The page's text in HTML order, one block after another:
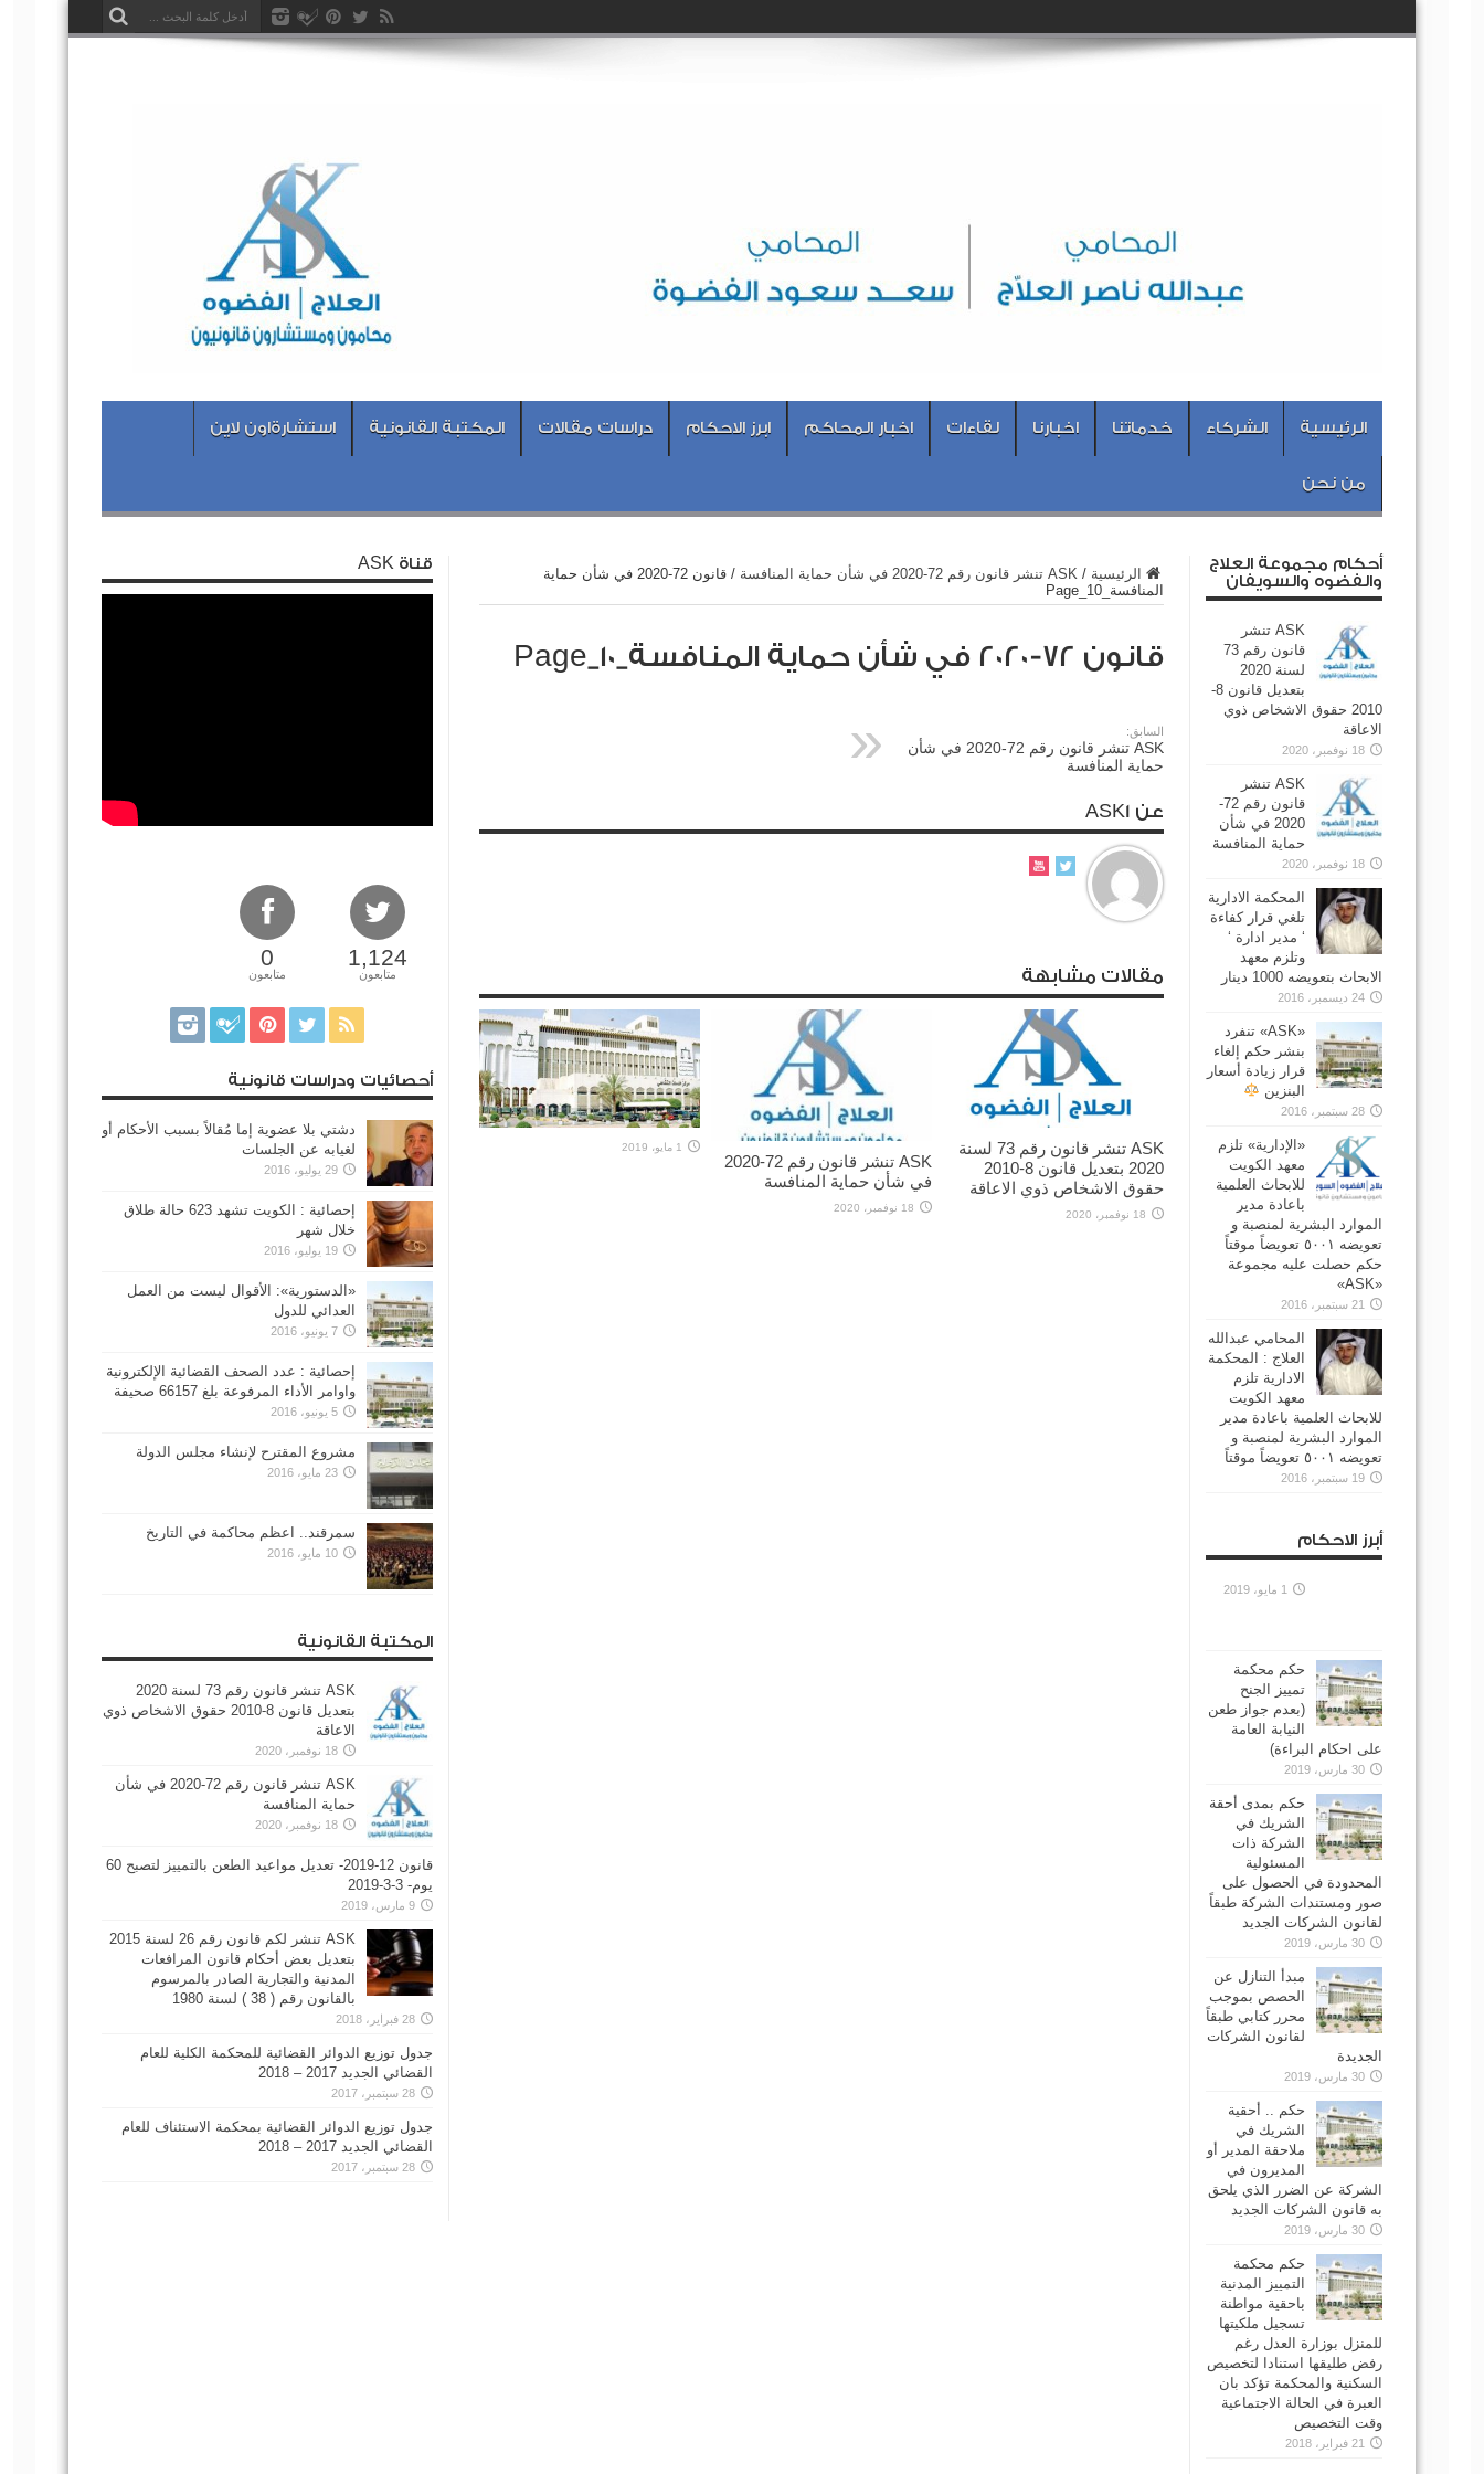
الرئيسية الشركاء خدماتنا اخبارنا لقاءات اخبار المحاكم ابرز الاحكام دراسات مقالات المكتبة القانونية استشارةاون لاين
من نحن
الرئيسية / ASK تنشر قانون رقم 72-2020 في شأن حماية المنافسة /
قانون 72-2020 في شأن حماية
المنافسة_Page_10
قانون 72-2020 في شأن حماية المنافسة_Page_10
السابق:
ASK تنشر قانون رقم 72-2020 في شأن
حماية المنافسة
عن ASK1
مقالات مشابهة
ASK تنشر قانون رقم 73 لسنة
2020 بتعديل قانون 8-2010
حقوق الاشخاص ذوي الاعاقة
18 نوفمبر، 2020
ASK تنشر قانون رقم 72-2020
في شأن حماية المنافسة
18 نوفمبر، 2020
1 مايو، 2019
أحكام مجموعة العلاج
والفضوه والسويفان
ASK تنشر
قانون رقم 73
لسنة 2020
بتعديل قانون 8-
2010 حقوق الاشخاص ذوي
الاعاقة
18 نوفمبر، 2020
ASK تنشر
قانون رقم 72-
2020 في شأن
حماية المنافسة
18 نوفمبر، 2020
المحكمة الادارية
تلغي قرار كفاءة
‘ مدير ادارة ‘
وتلزم معهد
الابحاث بتعويضه 1000 دينار
24 ديسمبر، 2016
‏«ASK» تنفرد
بنشر حكم إلغاء
قرار زيادة أسعار
البنزين
28 سبتمبر، 2016
«الإدارية» تلزم
معهد الكويت
للابحاث العلمية
باعادة مدير
الموارد البشرية لمنصبة و
تعويضه ٥٠٠١ تعويضاً موقتاً
حكم حصلت عليه مجموعة
«ASK»
21 سبتمبر، 2016
المحامي عبدالله
العلاج : المحكمة
الادارية تلزم
معهد الكويت
للابحاث العلمية باعادة مدير
الموارد البشرية لمنصبة و
تعويضه ٥٠٠١ تعويضاً موقتاً
19 سبتمبر، 2016
أبرز الاحكام
1 مايو، 2019
حكم محكمة
تمييز الجنح
(بعدم جواز طعن
النيابة العامة
على احكام البراءة)
30 مارس، 2019
حكم بمدى أحقة
الشريك في
الشركة ذات
المسئولية
المحدودة في الحصول على
صور ومستندات الشركة طبقاً
لقانون الشركات الجديد
30 مارس، 2019
مبدأ التنازل عن
الحصص بموجب
محرر كتابي طبقاً
لقانون الشركات
الجديدة
30 مارس، 2019
حكم .. أحقية
الشريك في
ملاحقة المدير أو
المديرون في
الشركة عن الضرر الذي يلحق
به قانون الشركات الجديد
30 مارس، 2019
حكم محكمة
التمييز المدنية
باحقية مواطنة
تسجيل ملكيتها
للمنزل بوزارة العدل رغم
رفض طليقها استنادا لتخصيص
السكنية والمحكمة تؤكد بان
العبرة في الحالة الاجتماعية
وقت التخصيص
21 فبراير، 2018
قناة ASK
1,124
متابعون
0
متابعون
أحصائيات ودراسات قانونية
دشتي بلا عضوية إما مُقالاً بسبب الأحكام أو
لغيابه عن الجلسات
29 يوليو، 2016
إحصائية : الكويت تشهد 623 حالة طلاق
خلال شهر
19 يوليو، 2016
«الدستورية»: الأقوال ليست من العمل
العدائي للدول
7 يونيو، 2016
إحصائية : عدد الصحف القضائية الإلكترونية
واوامر الأداء المرفوعة بلغ 66157 صحيفة
5 يونيو، 2016
مشروع المقترح لإنشاء مجلس الدولة
23 مايو، 2016
سمرقند.. اعظم محاكمة في التاريخ
10 مايو، 2016
المكتبة القانونية
ASK تنشر قانون رقم 73 لسنة 2020
بتعديل قانون 8-2010 حقوق الاشخاص ذوي
الاعاقة
18 نوفمبر، 2020
ASK تنشر قانون رقم 72-2020 في شأن
حماية المنافسة
18 نوفمبر، 2020
قانون 12-2019- تعديل مواعيد الطعن بالتمييز لتصبح 60
يوم- 3-3-2019
9 مارس، 2019
ASK تنشر لكم قانون رقم 26 لسنة 2015
بتعديل بعض أحكام قانون المرافعات
المدنية والتجارية الصادر بالمرسوم
بالقانون رقم ( 38 ) لسنة 1980
28 فبراير، 2018
جدول توزيع الدوائر القضائية للمحكمة الكلية للعام
القضائي الجديد 2017 – 2018
28 سبتمبر، 2017
جدول توزيع الدوائر القضائية بمحكمة الاستئناف للعام
القضائي الجديد 2017 – 2018
28 سبتمبر، 2017